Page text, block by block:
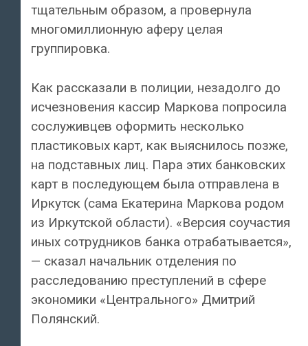
тщательным образом, а провернула
многомиллионную аферу целая
группировка.
Как рассказали в полиции, незадолго до
исчезновения кассир Маркова попросила
сослуживцев оформить несколько
пластиковых карт, как выяснилось позже,
на подставных лиц. Пара этих банковских
карт в последующем была отправлена в
Иркутск (сама Екатерина Маркова родом
из Иркутской области). «Версия соучастия
иных сотрудников банка отрабатывается»,
— сказал начальник отделения по
расследованию преступлений в сфере
экономики «Центрального» Дмитрий
Полянский.